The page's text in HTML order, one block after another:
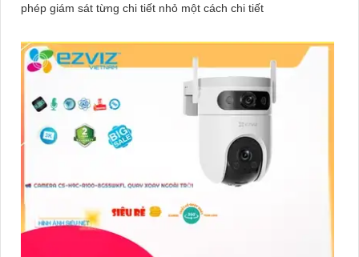
phép giám sát từng chi tiết nhỏ một cách chi tiết